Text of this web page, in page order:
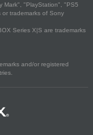
Mark", "PlayStation", "PS5
trademarks of Sony
Series X|S are trademarks
and/or registered